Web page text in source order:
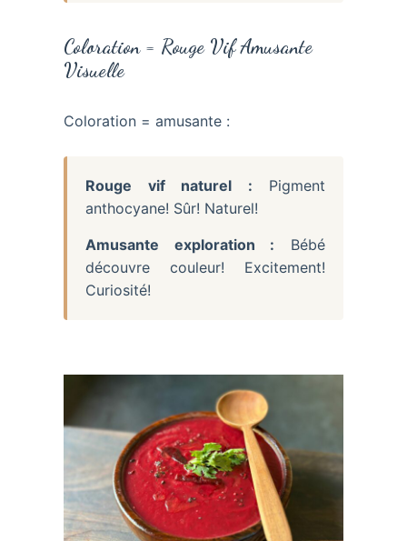
Coloration = Rouge Vif Amusante
Visuelle
Coloration = amusante :
Rouge vif naturel : Pigment
anthocyane! Sûr! Naturel!
Amusante exploration : Bébé
découvre couleur! Excitement!
Curiosité!